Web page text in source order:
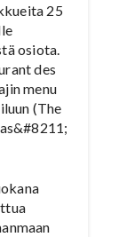
25
osiota.
des
menu
(The